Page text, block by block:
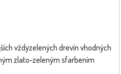
vždyzelených drevín vhodných
zlato-zeleným sfarbením